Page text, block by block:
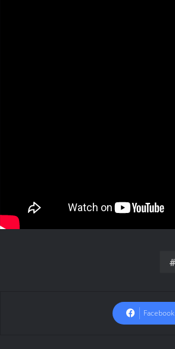
Facebook